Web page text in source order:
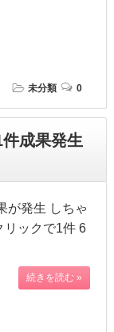
未分類 0
成果発生
が発生 しちゃ
ックで1件 6
続きを読む »